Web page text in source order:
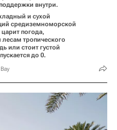
внутри.
и сухой
средиземноморской
погода,
тропического
или стоит густой
до 0.